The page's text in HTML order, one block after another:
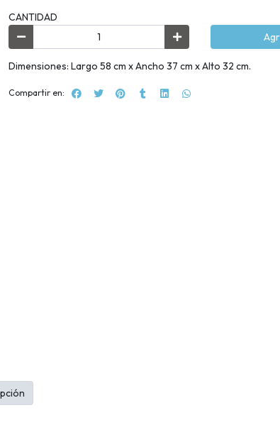
CANTIDAD
Dimensiones: Largo 58 cm x Ancho 37 cm x Alto 32 cm.
Compartir en: